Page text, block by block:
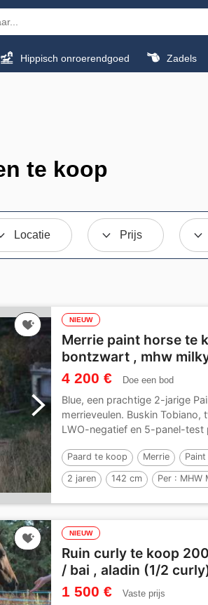
Hippisch onroerendgoed Zadels
te koop
Locatie Prijs
NIEUW
Merrie paint horse te
bontzwart , mhw
4 200 € Doe een bod
Blue, een prachtige 2-jarige
merrieveulen. Buskin Tobiano,
LWO-negatief en 5-panel-test
Paard te koop Merrie
2 jaren 142 cm Per : MHW
NIEUW
Ruin curly te koop
/ bai , aladin (1/2
1 500 € Vaste prijs